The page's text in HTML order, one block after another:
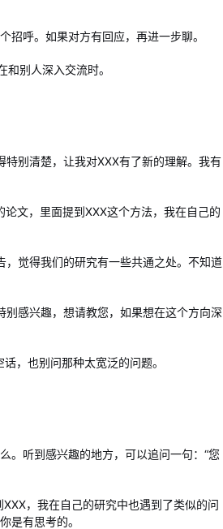
招呼。如果对方有回应，再进一步聊。
别人深入交流时。
特别清楚，让我对XXX有了新的理解。我有
文，里面提到XXX这个方法，我在自己的
，觉得我们的研究有一些共通之处。不知道
别感兴趣，想请教您，如果想在这个方向深
，也别问那种太宽泛的问题。
。听到感兴趣的地方，可以追问一句：“您
，我在自己的研究中也遇到了类似的问
是有思考的。